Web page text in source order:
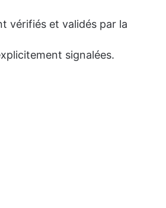
vérifiés et validés par la
signalées.